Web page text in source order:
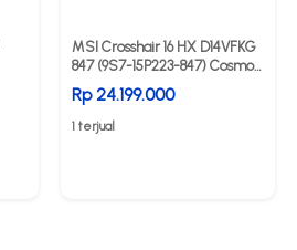
MSI Crosshair 16 HX D14VFKG
847 (9S7-15P223-847) Cosmos
Grey
Rp 24.199.000
1 terjual